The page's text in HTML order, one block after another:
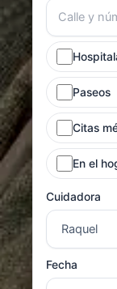
Paseos
Citas
En el
Cuidadora
Fecha